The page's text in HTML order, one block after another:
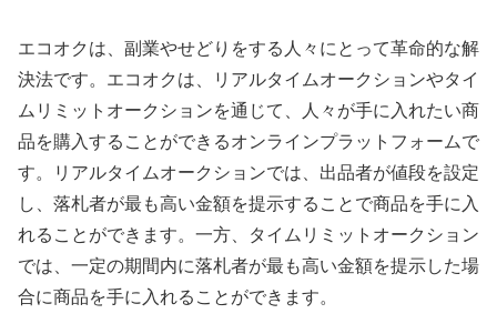
エコオクは、副業やせどりをする人々にとって革命的な解
決法です。エコオクは、リアルタイムオークションやタイ
ムリミットオークションを通じて、人々が手に入れたい商
品を購入することができるオンラインプラットフォームで
す。リアルタイムオークションでは、出品者が値段を設定
し、落札者が最も高い金額を提示することで商品を手に入
れることができます。一方、タイムリミットオークション
では、一定の期間内に落札者が最も高い金額を提示した場
合に商品を手に入れることができます。